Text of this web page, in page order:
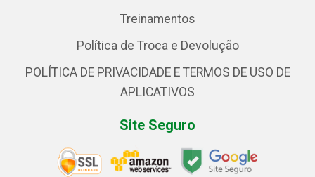
Treinamentos
Política de Troca e Devolução
POLÍTICA DE PRIVACIDADE E TERMOS DE USO DE
APLICATIVOS
Site Seguro